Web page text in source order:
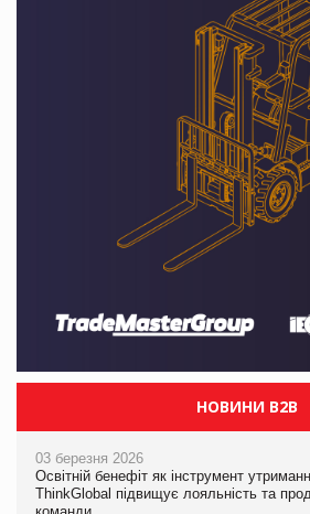
НОВИНИ B2B
03 березня 2026
Освітній бенефіт як інструмент
ThinkGlobal підвищує лояльність та